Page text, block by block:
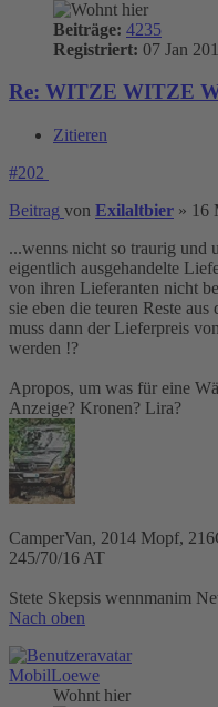
Beiträge: 4235
Registriert: 07 Jan
Re: WITZE WITZE
Zitieren
#202
Beitrag von Exilaltbier » 16
...wenns nicht so traurig und
eigentlich ausgehandelte
von ihren Lieferanten nicht
sie eben die teuren Reste
muss dann der Lieferpreis
werden !?
Apropos, um was für eine
Anzeige? Kronen? Lira?
CamperVan, 2014 Mopf,
245/70/16 AT
Stete Skepsis wennmanim
Nach oben
MobilLoewe
Wohnt hier